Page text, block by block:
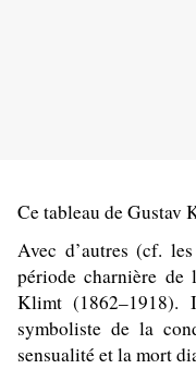
Ce tableau de Gustav
Avec d’autres (cf.
période charnière de
Klimt
symboliste de la
sensualité et la mort